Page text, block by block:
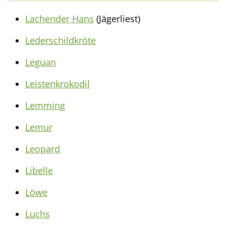
Lachender Hans (Jägerliest)
Lederschildkröte
Leguan
Leistenkrokodil
Lemming
Lemur
Leopard
Libelle
Löwe
Luchs